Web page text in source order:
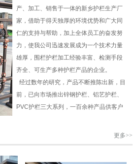
产、加工、销售于一体的新乡护栏生产厂
家，借助于得天独厚的环境优势和广大同
仁的支持与帮助，加上全体员工的奋发努
力，使我公司迅速发展成为一个技术力量
雄厚，围栏护栏加工经验丰富、检测手段
齐全、可生产多种护栏产品的企业。
经过数年的研究，产品不断推陈出新，目
前，已向市场推出锌钢护栏、铝艺护栏、
PVC护栏三大系列，一百余种产品供客户
开发区、居民小区、园林及各类企事业单
位的装饰美化及安全防护工程。
我们自始至终坚持"品质优越、诚信为
更多>>